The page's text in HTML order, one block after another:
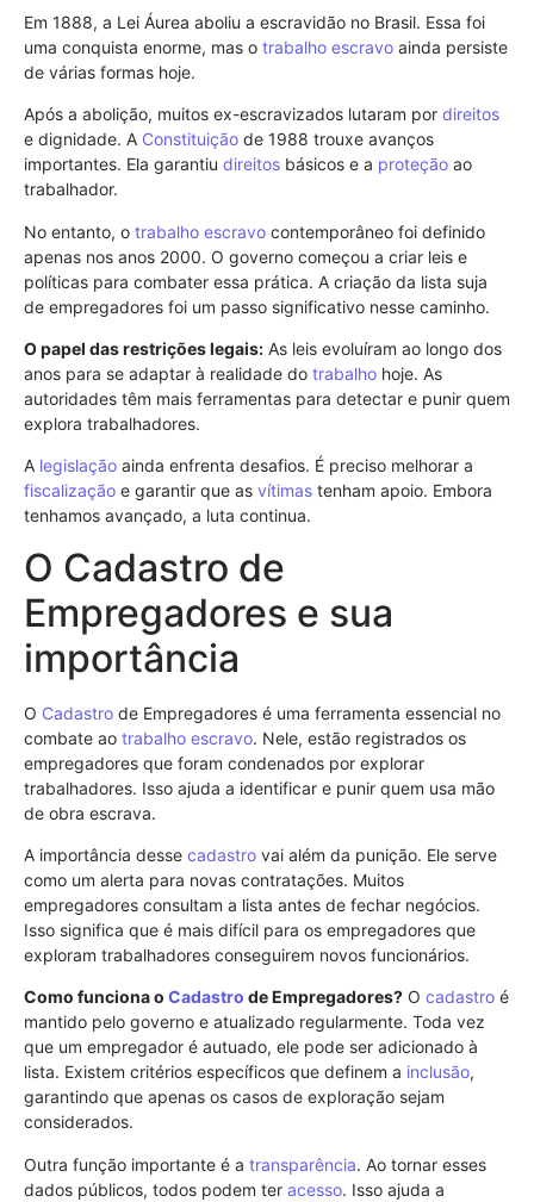
Em 1888, a Lei Áurea aboliu a escravidão no Brasil. Essa foi
uma conquista enorme, mas o trabalho escravo ainda persiste
de várias formas hoje.
Após a abolição, muitos ex-escravizados lutaram por direitos
e dignidade. A Constituição de 1988 trouxe avanços
importantes. Ela garantiu direitos básicos e a proteção ao
trabalhador.
No entanto, o trabalho escravo contemporâneo foi definido
apenas nos anos 2000. O governo começou a criar leis e
políticas para combater essa prática. A criação da lista suja
de empregadores foi um passo significativo nesse caminho.
O papel das restrições legais: As leis evoluíram ao longo dos
anos para se adaptar à realidade do trabalho hoje. As
autoridades têm mais ferramentas para detectar e punir quem
explora trabalhadores.
A legislação ainda enfrenta desafios. É preciso melhorar a
fiscalização e garantir que as vítimas tenham apoio. Embora
tenhamos avançado, a luta continua.
O Cadastro de
Empregadores e sua
importância
O Cadastro de Empregadores é uma ferramenta essencial no
combate ao trabalho escravo. Nele, estão registrados os
empregadores que foram condenados por explorar
trabalhadores. Isso ajuda a identificar e punir quem usa mão
de obra escrava.
A importância desse cadastro vai além da punição. Ele serve
como um alerta para novas contratações. Muitos
empregadores consultam a lista antes de fechar negócios.
Isso significa que é mais difícil para os empregadores que
exploram trabalhadores conseguirem novos funcionários.
Como funciona o Cadastro de Empregadores? O cadastro é
mantido pelo governo e atualizado regularmente. Toda vez
que um empregador é autuado, ele pode ser adicionado à
lista. Existem critérios específicos que definem a inclusão,
garantindo que apenas os casos de exploração sejam
considerados.
Outra função importante é a transparência. Ao tornar esses
dados públicos, todos podem ter acesso. Isso ajuda a